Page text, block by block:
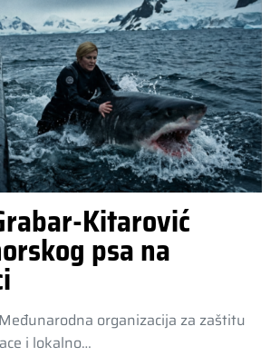
Kitarović
psa na
organizacija za zaštitu
i lokalno…